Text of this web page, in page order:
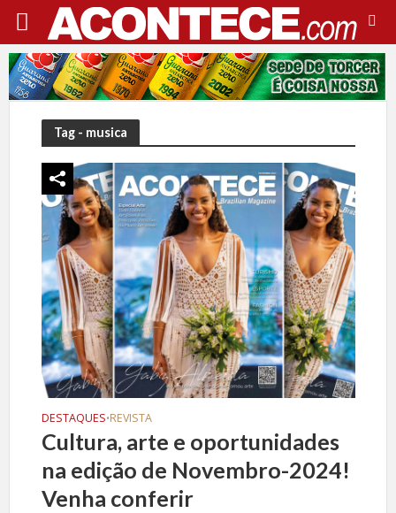
Tag - musica
DESTAQUES•REVISTA
Cultura, arte e oportunidades
na edição de Novembro-2024!
Venha conferir